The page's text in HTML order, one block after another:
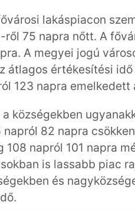
lakáspiacon
75 napra nőtt. A
A megyei jogú
átlagos értékesítési
123 napra emelkedett
községekben
82 napra
108 napról 101 napra
is lassabb piac
és